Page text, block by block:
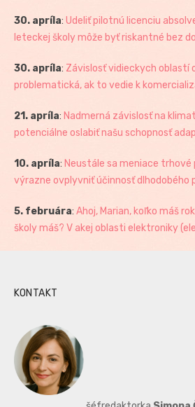
30. apríla: Udeliť pilotnú licenciu
leteckej školy môže byť riskantné bez
30. apríla: Závislosť vidieckych oblastí
problematická, ak to vedie k
21. apríla: Nadmerná závislosť na
potenciálne oslabiť našu schopnosť
10. apríla: Neustále sa meniace trhové
výrazne ovplyvniť účinnosť dlhodobého
5. februára: Ahoj, Marian, koľko máš
školy máš? V akej oblasti elektroniky
KONTAKT